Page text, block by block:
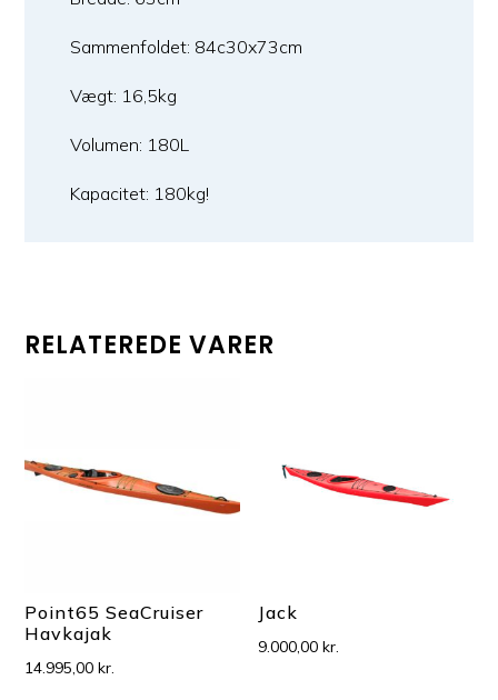
Sammenfoldet: 84c30x73cm
Vægt: 16,5kg
Volumen: 180L
Kapacitet: 180kg!
RELATEREDE VARER
Point65 SeaCruiser
Havkajak
14.995,00kr.
Jack
9.000,00kr.